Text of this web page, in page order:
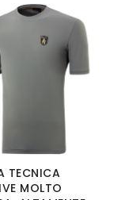
TECNICA
MOLTO